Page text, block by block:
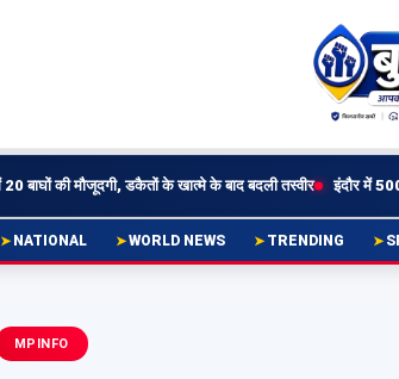
के खात्मे के बाद बदली तस्वीर इंदौर में 500 इलेक्ट्रिक साइकिलें
NATIONAL WORLD NEWS TRENDING
MPINFO